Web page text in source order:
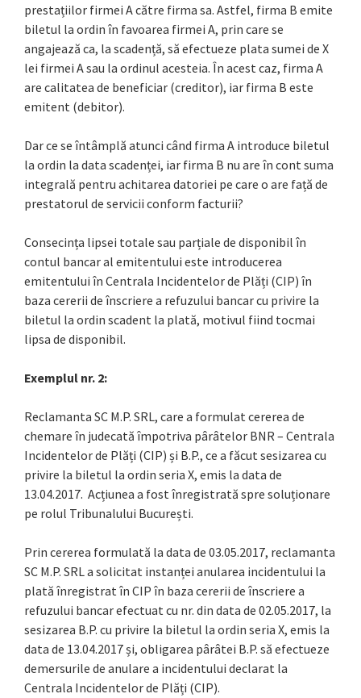
prestațiilor firmei A către firma sa. Astfel, firma B emite
biletul la ordin în favoarea firmei A, prin care se
angajează ca, la scadență, să efectueze plata sumei de X
lei firmei A sau la ordinul acesteia. În acest caz, firma A
are calitatea de beneficiar (creditor), iar firma B este
emitent (debitor).
Dar ce se întâmplă atunci când firma A introduce biletul
la ordin la data scadenței, iar firma B nu are în cont suma
integrală pentru achitarea datoriei pe care o are față de
prestatorul de servicii conform facturii?
Consecința lipsei totale sau parțiale de disponibil în
contul bancar al emitentului este introducerea
emitentului în Centrala Incidentelor de Plăți (CIP) în
baza cererii de înscriere a refuzului bancar cu privire la
biletul la ordin scadent la plată, motivul fiind tocmai
lipsa de disponibil.
Exemplul nr. 2:
Reclamanta SC M.P. SRL, care a formulat cererea de
chemare în judecată împotriva pârâtelor BNR – Centrala
Incidentelor de Plăți (CIP) și B.P., ce a făcut sesizarea cu
privire la biletul la ordin seria X, emis la data de
13.04.2017. Acțiunea a fost înregistrată spre soluționare
pe rolul Tribunalului București.
Prin cererea formulată la data de 03.05.2017, reclamanta
SC M.P. SRL a solicitat instanței anularea incidentului la
plată înregistrat în CIP în baza cererii de înscriere a
refuzului bancar efectuat cu nr. din data de 02.05.2017, la
sesizarea B.P. cu privire la biletul la ordin seria X, emis la
data de 13.04.2017 și, obligarea pârâtei B.P. să efectueze
demersurile de anulare a incidentului declarat la
Centrala Incidentelor de Plăți (CIP).